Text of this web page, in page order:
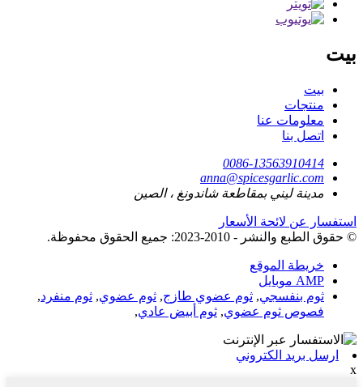
بيت
بيت
منتجات
معلومات عنا
اتصل بنا
0086-13563910414
anna@spicesgarlic.com
مدينة ليني بمقاطعة شاندونغ ، الصين
استفسار عن لائحة الأسعار
© حقوق الطبع والنشر - 2010-2023: جميع الحقوق محفوظة.
خريطة الموقع
AMP موبايل
ثوم بنفسجي, ثوم عضوي طازج, ثوم عضوي, ثوم منفرد,
فصوص ثوم عضوي, ثوم أبيض عادي,
ارسل بريد الكتروني
x